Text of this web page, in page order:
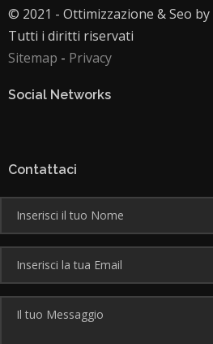
© 2021 - Ottimizzazione & Seo by
Tutti i diritti riservati
Sitemap - Privacy
Social Networks
Contattaci